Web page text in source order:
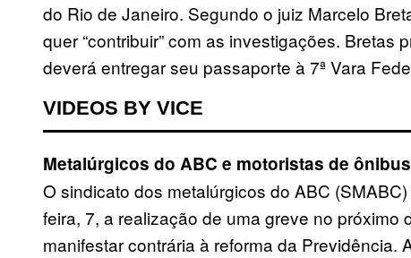
do Rio de Janeiro. Segundo o juiz Marcelo
quer “contribuir” com as investigações. Bretas
deverá entregar seu passaporte à 7ª Vara
VIDEOS BY VICE
Metalúrgicos do ABC e motoristas de
O sindicato dos metalúrgicos do ABC
feira, 7, a realização de uma greve no
manifestar contrária à reforma da Previdência.